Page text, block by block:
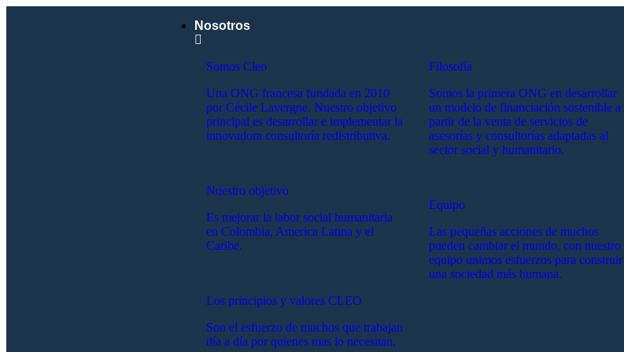
Nosotros
Somos Cleo
Una ONG francesa fundada en 2010
por Cécile Lavergne. Nuestro objetivo
principal es desarrollar e implementar la
innovadora consultoría redistributiva.
Nuestro objetivo
Es mejorar la labor social humanitaria
en Colombia, America Latina y el
Caribe.
Los principios y valores CLEO
Son el esfuerzo de muchos que trabajan
día a día por quienes mas lo necesitan.
Filosofía
Somos la primera ONG en desarrollar
un modelo de financiación sostenible a
partir de la venta de servicios de
asesorías y consultorías adaptadas al
sector social y humanitario.
Equipo
Las pequeñas acciones de muchos
pueden cambiar el mundo, con nuestro
equipo unimos esfuerzos para construir
una sociedad más humana.